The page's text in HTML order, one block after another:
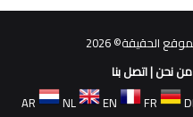
الحقيقة© 2026
من نحن|اتصل بنا
AR
NL EN FR